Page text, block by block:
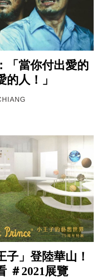
「當你付出愛的
人！」
子」登陸華山！
＃2021展覽